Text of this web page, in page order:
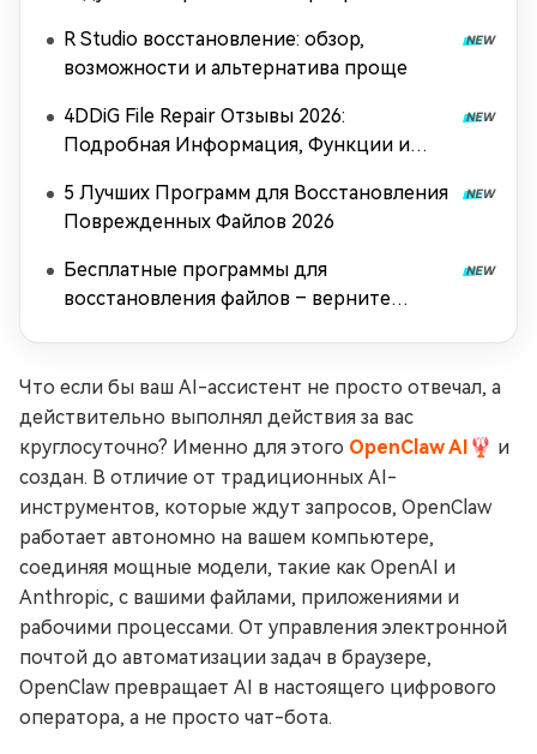
R Studio восстановление: обзор,
возможности и альтернатива проще
4DDiG File Repair Отзывы 2026:
Подробная Информация, Функции и
5 Лучших Программ для Восстановления
Поврежденных Файлов 2026
Бесплатные программы для
восстановления файлов – верните
Что если бы ваш AI-ассистент не просто отвечал, а
действительно выполнял действия за вас
круглосуточно? Именно для этого OpenClaw AI 🦞 и
создан. В отличие от традиционных AI-
инструментов, которые ждут запросов, OpenClaw
работает автономно на вашем компьютере,
соединяя мощные модели, такие как OpenAI и
Anthropic, с вашими файлами, приложениями и
рабочими процессами. От управления электронной
почтой до автоматизации задач в браузере,
OpenClaw превращает AI в настоящего цифрового
оператора, а не просто чат-бота.